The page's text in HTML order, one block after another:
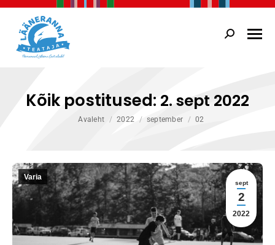
Search:
Kõik postitused: 2. sept 2022
You are here:Avaleht 2022 september 02
sept
2
2022
Varia